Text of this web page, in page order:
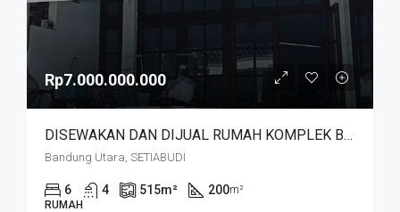
Rp7.000.000.000
DISEWAKAN DAN DIJUAL RUMAH KOMPLEK BUDISARI HEGARMANAH SETIABUDI DKT SECAPA AD DAN YOGYA SUPERMARKET BANDUNG KOTA
Bandung Utara, SETIABUDI
6 4 515m² 200m²
RUMAH